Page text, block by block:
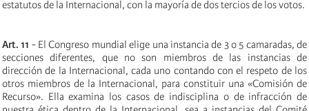
estatutos de la Internacional, con la mayoría de dos tercios de los votos.
Art. 11 - El Congreso mundial elige una instancia de 3 o 5 camaradas, de
secciones diferentes, que no son miembros de las instancias de
dirección de la Internacional, cada uno contando con el respeto de los
otros miembros de la Internacional, para constituir una «Comisión de
Recurso». Ella examina los casos de indisciplina o de infracción de